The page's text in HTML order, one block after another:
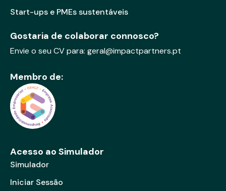
Start-ups e PMEs sustentáveis
Gostaria de colaborar connosco?
Envie o seu CV para: geral@impactpartners.pt
Membro de:
Acesso ao Simulador
Simulador
Iniciar Sessão